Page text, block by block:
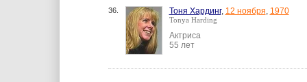
36. Тоня Хардинг, 12 ноября, 1970
Tonya Harding
Актриса
55 лет